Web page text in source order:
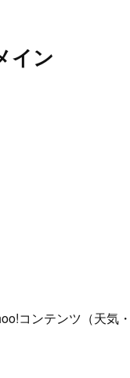
イン
コンテンツ（天気